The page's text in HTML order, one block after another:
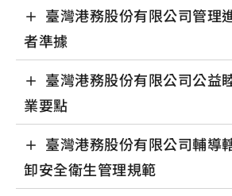
臺灣港務股份有限公司管理
者準據
臺灣港務股份有限公司公益
業要點
臺灣港務股份有限公司輔導
卸安全衛生管理規範